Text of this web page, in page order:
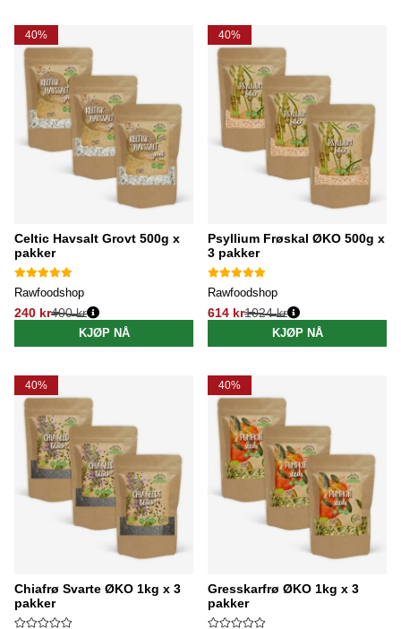
40%
Celtic Havsalt Grovt 500g x
pakker
Rawfoodshop
240 kr
Vanlig pris:
400 kr
KJØP NÅ
40%
Psyllium Frøskal ØKO 500g x
3 pakker
Rawfoodshop
614 kr
Vanlig pris:
1024 kr
KJØP NÅ
40%
Chiafrø Svarte ØKO 1kg x 3
pakker
40%
Gresskarfrø ØKO 1kg x 3
pakker